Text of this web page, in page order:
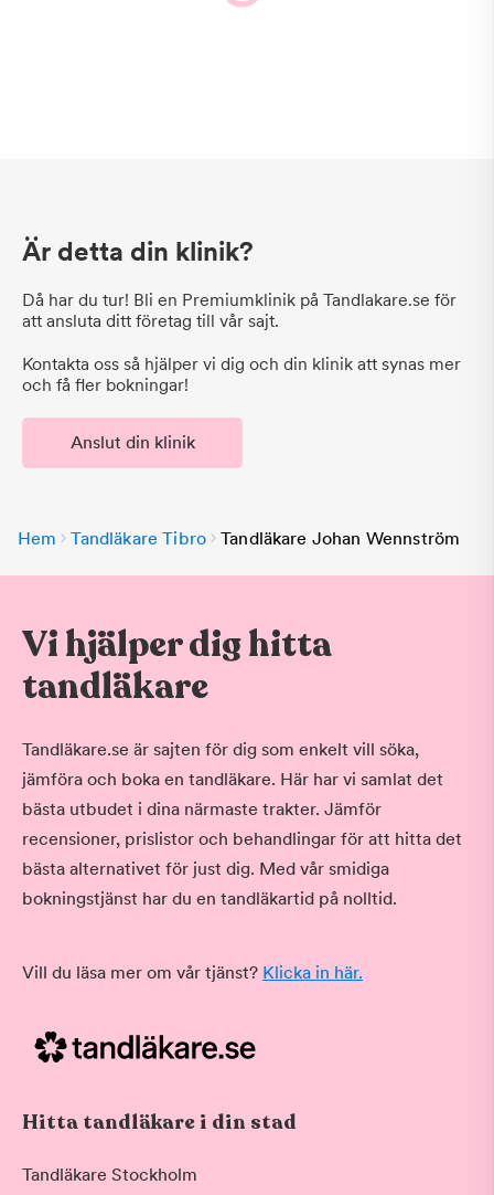
Är detta din klinik?
Då har du tur! Bli en Premiumklinik på Tandlakare.se för
att ansluta ditt företag till vår sajt.
Kontakta oss så hjälper vi dig och din klinik att synas mer
och få fler bokningar!
Anslut din klinik
Hem Tandläkare Tibro Tandläkare Johan Wennström
Vi hjälper dig hitta
tandläkare
Tandläkare.se är sajten för dig som enkelt vill söka,
jämföra och boka en tandläkare. Här har vi samlat det
bästa utbudet i dina närmaste trakter. Jämför
recensioner, prislistor och behandlingar för att hitta det
bästa alternativet för just dig. Med vår smidiga
bokningstjänst har du en tandläkartid på nolltid.
Vill du läsa mer om vår tjänst? Klicka in här.
Hitta tandläkare i din stad
Tandläkare Stockholm